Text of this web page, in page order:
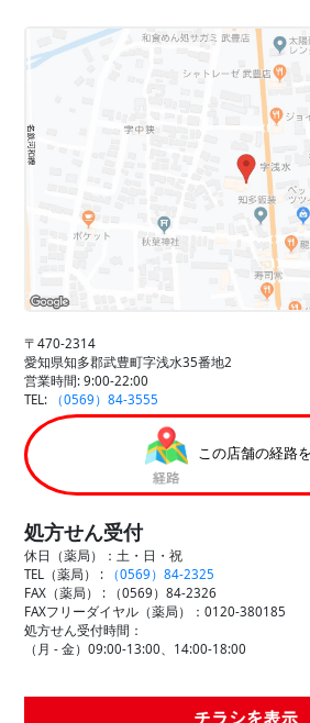
〒470-2314
愛知県知多郡武豊町字浅水35番地2
営業時間: 9:00-22:00
TEL:
（0569）84-3555
この店舗の経路
処方せん受付
休日（薬局）：土・日・祝
TEL（薬局） :
（0569）84-2325
FAX（薬局） :
（0569）84-2326
FAXフリーダイヤル（薬局）：0120-380185
処方せん受付時間：
（月 - 金）09:00-13:00、14:00-18:00